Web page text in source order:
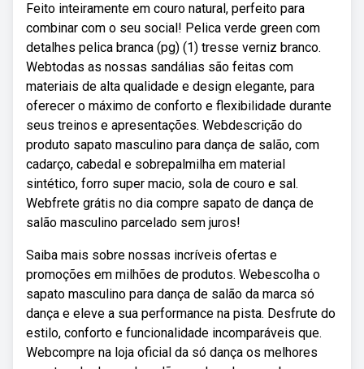
Feito inteiramente em couro natural, perfeito para
combinar com o seu social! Pelica verde green com
detalhes pelica branca (pg) (1) tresse verniz branco.
Webtodas as nossas sandálias são feitas com
materiais de alta qualidade e design elegante, para
oferecer o máximo de conforto e flexibilidade durante
seus treinos e apresentações. Webdescrição do
produto sapato masculino para dança de salão, com
cadarço, cabedal e sobrepalmilha em material
sintético, forro super macio, sola de couro e sal.
Webfrete grátis no dia compre sapato de dança de
salão masculino parcelado sem juros!
Saiba mais sobre nossas incríveis ofertas e
promoções em milhões de produtos. Webescolha o
sapato masculino para dança de salão da marca só
dança e eleve a sua performance na pista. Desfrute do
estilo, conforto e funcionalidade incomparáveis que.
Webcompre na loja oficial da só dança os melhores